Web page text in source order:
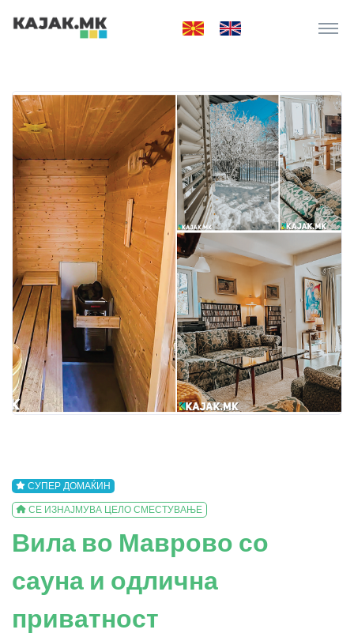
СУПЕР ДОМАЌИН
СЕ ИЗНАЈМУВА ЦЕЛО СМЕСТУВАЊЕ
Вила во Маврово со
сауна и одлична
приватност